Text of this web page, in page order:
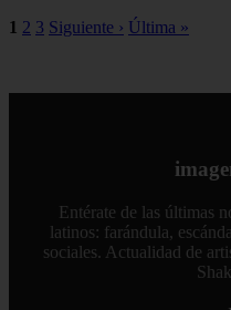
1 2 3 Siguiente › Última »
Entérate de las últimas
latinos: farándula,
sociales. Actualidad de